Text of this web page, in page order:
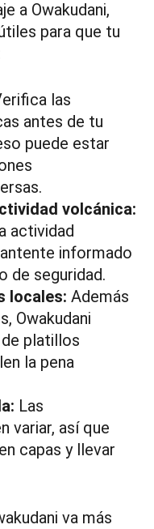
a Owakudani,
para que tu
las
antes de tu
puede estar
volcánica:
actividad
informado
de seguridad.
locales: Además
Owakudani
platillos
la pena
Las
variar, así que
capas y llevar
va más